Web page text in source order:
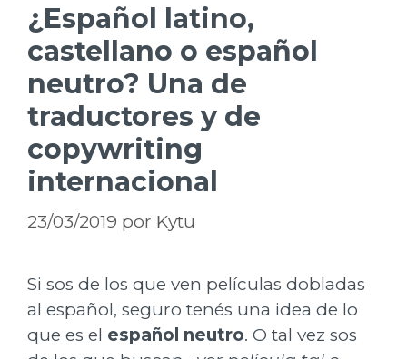
¿Español latino,
castellano o español
neutro? Una de
traductores y de
copywriting
internacional
23/03/2019 por Kytu
Si sos de los que ven películas dobladas
al español, seguro tenés una idea de lo
que es el español neutro. O tal vez sos